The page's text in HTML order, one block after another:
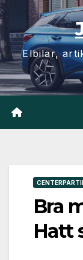
Hoppa
till
innehåll
Elbilar,
Bra
Hatt